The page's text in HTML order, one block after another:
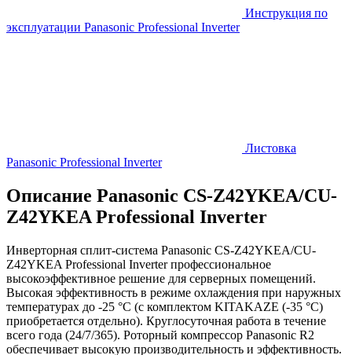
Инструкция по
эксплуатации Panasonic Professional Inverter
Листовка
Panasonic Professional Inverter
Описание Panasonic CS-Z42YKEA/CU-
Z42YKEA Professional Inverter
Инверторная сплит-система Panasonic CS-Z42YKEA/CU-
Z42YKEA Professional Inverter профессиональное
высокоэффективное решение для серверных помещений.
Высокая эффективность в режиме охлаждения при наружных
температурах до -25 °С (с комплектом KITAKAZE (-35 °С)
приобретается отдельно). Круглосуточная работа в течение
всего года (24/7/365). Роторный компрессор Panasonic R2
обеспечивает высокую производительность и эффективность.